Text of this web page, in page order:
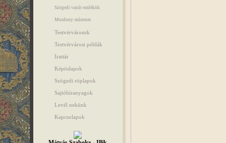
Szögedi vasút-emlékök
Mozdony-múzeum
Testvérvárosok
Testvérvárosi példák
Irattár
Képöslapok
Szögedi röplapok
Sajtóhíranyagok
Levél nekünk
Kapcsolapok